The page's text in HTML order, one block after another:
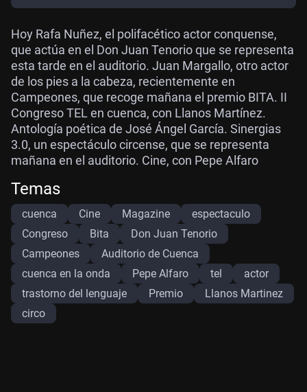
Hoy Rafa Nuñez, el polifacético actor conquense,
que actúa en el Don Juan Tenorio que se representa
esta tarde en el auditorio. Juan Margallo, otro actor
de los pies a la cabeza, recientemente en
Campeones, que recoge mañana el premio BITA. II
Congreso TEL en cuenca, con Llanos Martínez.
Antología poética de José Ángel García. Sinergias
3.0, un espectáculo circense, que se representa
mañana en el auditorio. Cine, con Pepe Alfaro
Temas
cuenca Cine Magazine
espectaculo
Congreso
Bita
Don Juan Tenorio
Campeones
Auditorio de Cuenca
cuenca en la onda
Pepe Alfaro tel
actor
trastorno del lenguaje
Premio
Llanos Martinez
circo